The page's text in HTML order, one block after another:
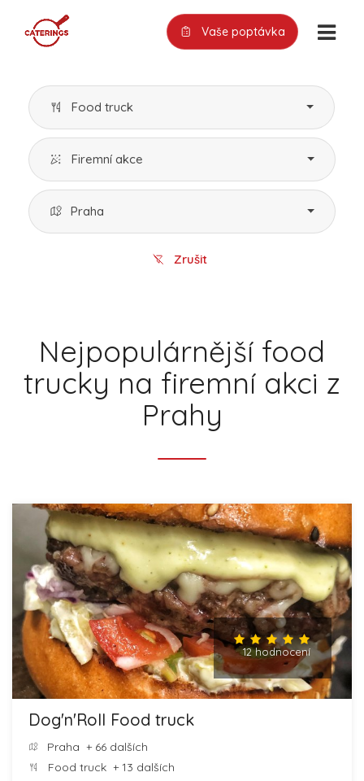
Vaše poptávka
Food truck
Firemní akce
Praha
Zrušit
Nejpopulárnější food
trucky na firemní akci z
Prahy
12 hodnocení
Dog'n'Roll Food truck
Praha + 66 dalších
Food truck + 13 dalších